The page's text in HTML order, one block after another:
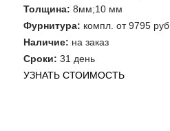
Толщина: 8мм;10 мм
Фурнитура: компл. от 9795 руб.
Наличие: на заказ
Сроки: 31 день
УЗНАТЬ СТОИМОСТЬ